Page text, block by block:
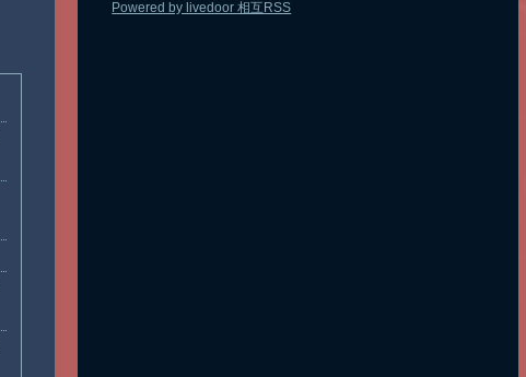
Powered by livedoor 相互RSS